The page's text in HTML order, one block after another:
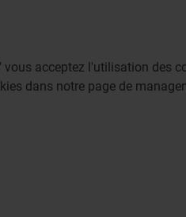
vous acceptez l'utilisation des
dans notre page de